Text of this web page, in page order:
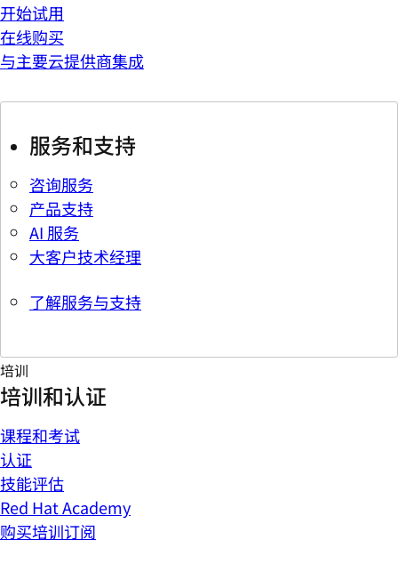
开始试用
在线购买
与主要云提供商集成
服务和支持
咨询服务
产品支持
AI 服务
大客户技术经理
了解服务与支持
培训
培训和认证
课程和考试
认证
技能评估
Red Hat Academy
购买培训订阅